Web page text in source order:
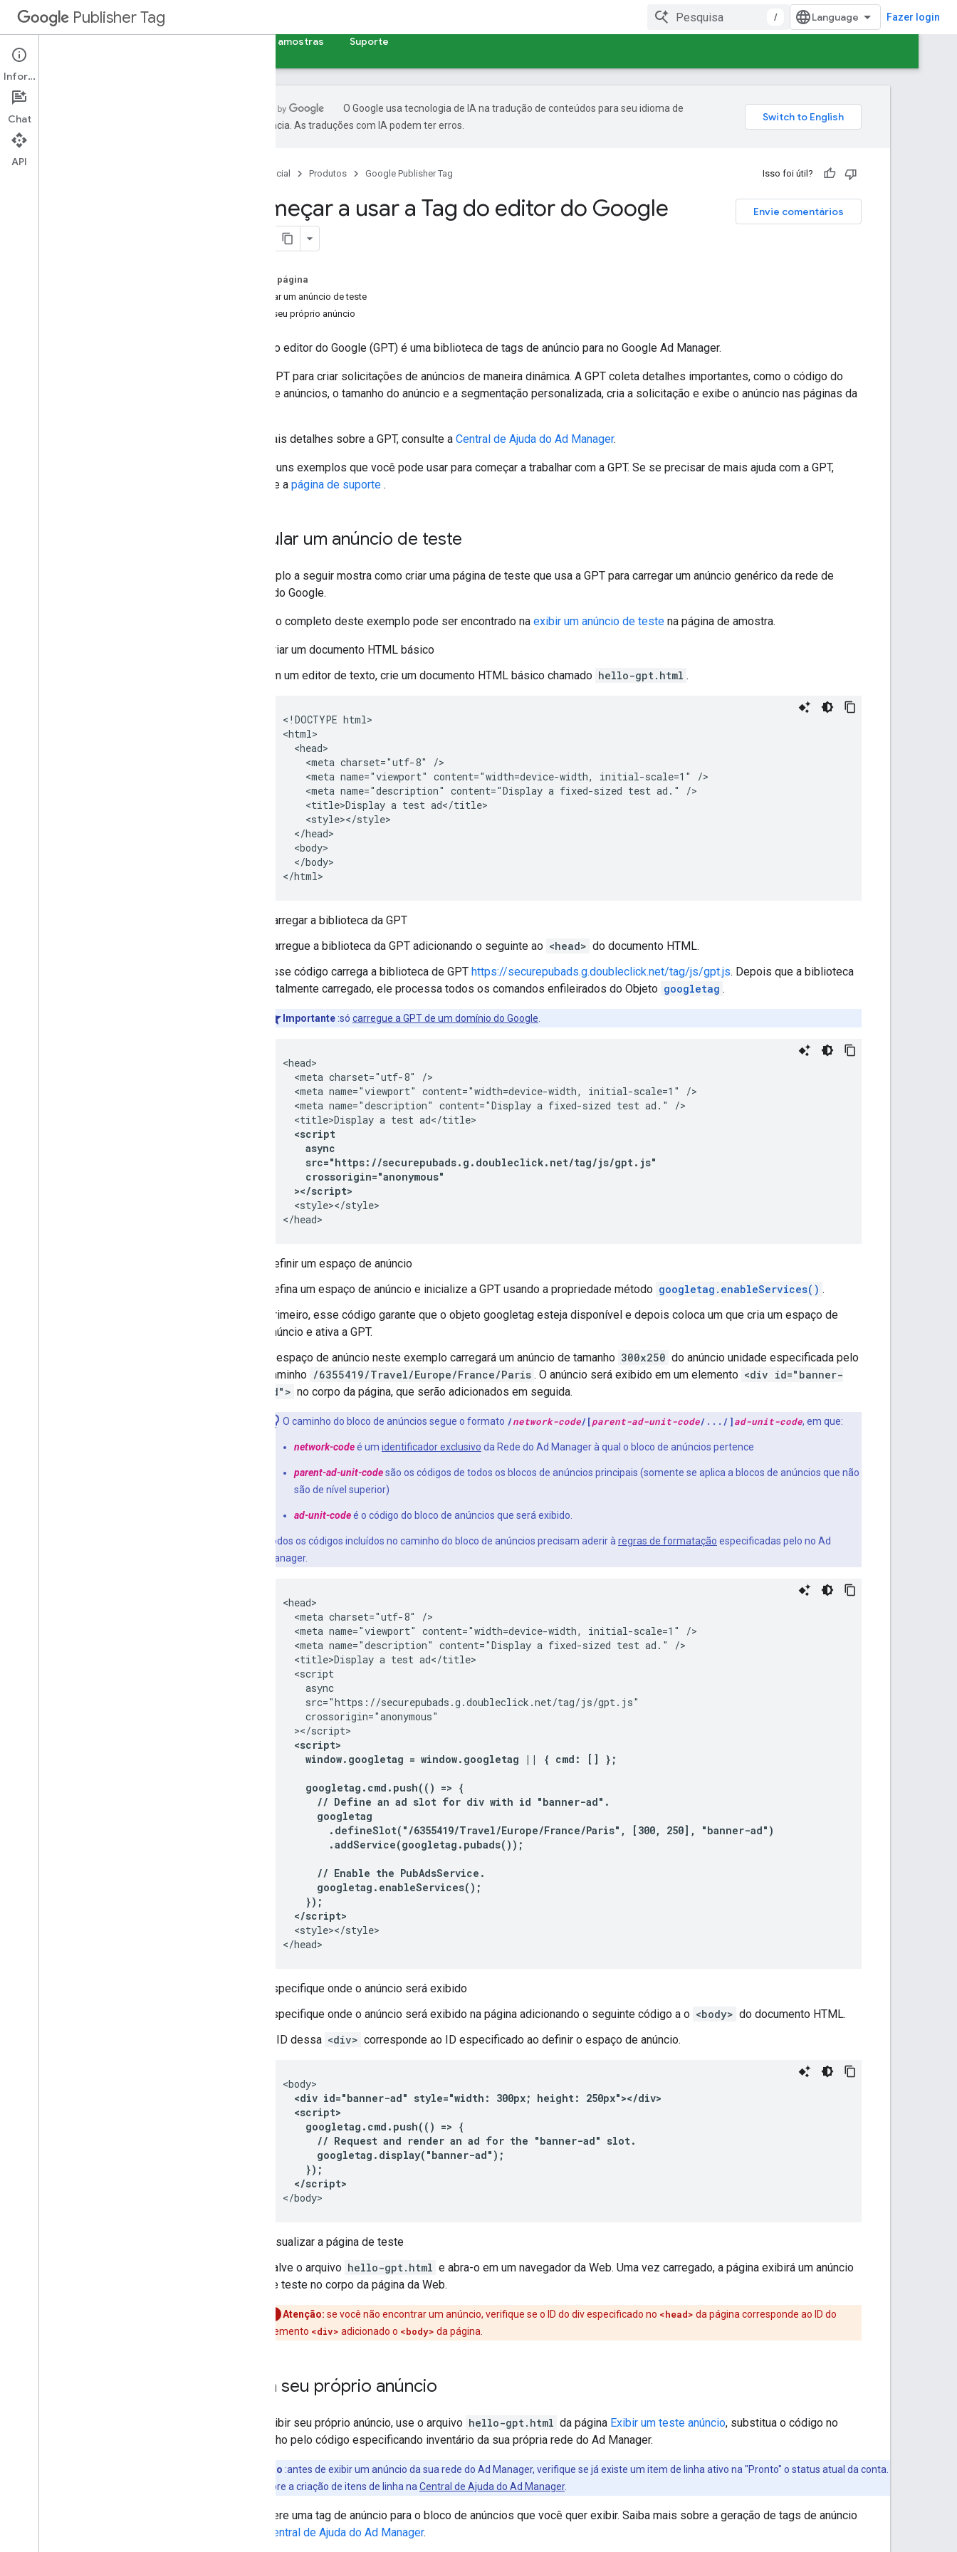
Publisher Tag / Fazer login
Criador de amostras Suporte
Introdução
Começar
O Google usa tecnologia de IA na tradução de conteúdos para seu idioma de
preferência. As traduções com IA podem ter erros.
Página inicial Produtos Google Publisher Tag Isso foi útil?
Envie comentários
Começar a usar a Tag do editor do Google
Nesta página
Veicular um anúncio de teste
Exiba seu próprio anúncio
A Tag do editor do Google (GPT) é uma biblioteca de tags de anúncio para no Google Ad Manager.
Use a GPT para criar solicitações de anúncios de maneira dinâmica. A GPT coleta detalhes importantes, como o código do
bloco de anúncios, o tamanho do anúncio e a segmentação personalizada, cria a solicitação e exibe o anúncio nas páginas da
Para mais detalhes sobre a GPT, consulte a Central de Ajuda do Ad Manager.
Veja alguns exemplos que você pode usar para começar a trabalhar com a GPT. Se se precisar de mais ajuda com a GPT,
consulte a página de suporte .
Veicular um anúncio de teste
O exemplo a seguir mostra como criar uma página de teste que usa a GPT para carregar um anúncio genérico da rede de
testes do Google.
O código completo deste exemplo pode ser encontrado na exibir um anúncio de teste na página de amostra.
Criar um documento HTML básico
Em um editor de texto, crie um documento HTML básico chamado hello-gpt.html .
<!DOCTYPE html>
<html>
  <head>
    <meta charset="utf-8" />
    <meta name="viewport" content="width=device-width, initial-scale=1" />
    <meta name="description" content="Display a fixed-sized test ad." />
    <title>Display a test ad</title>
    <style></style>
  </head>
  <body>
  </body>
</html>
Carregar a biblioteca da GPT
Carregue a biblioteca da GPT adicionando o seguinte ao <head> do documento HTML.
Esse código carrega a biblioteca de GPT https://securepubads.g.doubleclick.net/tag/js/gpt.js. Depois que a biblioteca
totalmente carregado, ele processa todos os comandos enfileirados do Objeto googletag .
Importante :só carregue a GPT de um domínio do Google
<head>
  <meta charset="utf-8" />
  <meta name="viewport" content="width=device-width, initial-scale=1" />
  <meta name="description" content="Display a fixed-sized test ad." />
  <script
    async
    src="https://securepubads.g.doubleclick.net/tag/js/gpt.js"
    crossorigin="anonymous"
  ></script>
  <style></style>
</head>
Definir um espaço de anúncio
Defina um espaço de anúncio e inicialize a GPT usando a propriedade método googletag.enableServices() .
Primeiro, esse código garante que o objeto googletag esteja disponível e depois coloca um que cria um espaço de
anúncio e ativa a GPT.
O espaço de anúncio neste exemplo carregará um anúncio de tamanho 300x250 do anúncio unidade especificada pelo
caminho /6355419/Travel/Europe/France/Paris . O anúncio será exibido em um elemento <div id="banner-
ad"> no corpo da página, que serão adicionados em seguida.
O caminho do bloco de anúncios segue o formato /network-code/[parent-ad-unit-code/.../]ad-unit-code, em que:
network-codeé um identificador exclusivo da Rede do Ad Manager à qual o bloco de anúncios pertence
parent-ad-unit-codesão os códigos de todos os blocos de anúncios principais (somente se aplica a blocos de anúncios que não
são de nível superior)
ad-unit-codeé o código do bloco de anúncios que será exibido.
Todos os códigos incluídos no caminho do bloco de anúncios precisam aderir à regras de formatação especificadas pelo no Ad
Manager.
<head>
  <meta charset="utf-8" />
  <meta name="viewport" content="width=device-width, initial-scale=1" />
  <meta name="description" content="Display a fixed-sized test ad." />
  <title>Display a test ad</title>
  <script
    async
    src="https://securepubads.g.doubleclick.net/tag/js/gpt.js"
    crossorigin="anonymous"
  <script>
    window.googletag = window.googletag || { cmd: [] };
    googletag.cmd.push(() => {
      // Define an ad slot for div with id "banner-ad".
      googletag
        .defineSlot("/6355419/Travel/Europe/France/Paris", [300, 250], "banner-ad")
        .addService(googletag.pubads());
      // Enable the PubAdsService.
      googletag.enableServices();
    });
  </script>
  <style></style>
</head>
Especifique onde o anúncio será exibido
Especifique onde o anúncio será exibido na página adicionando o seguinte código a o <body> do documento HTML.
O ID dessa <div> corresponde ao ID especificado ao definir o espaço de anúncio.
  <div id="banner-ad" style="width: 300px; height: 250px"></div>
  <script>
    googletag.cmd.push(() => {
      // Request and render an ad for the "banner-ad" slot.
      googletag.display("banner-ad");
    });
  </script>
</body>
Visualizar a página de teste
Salve o arquivo hello-gpt.html e abra-o em um navegador da Web. Uma vez carregado, a página exibirá um anúncio
de teste no corpo da página da Web.
Atenção: se você não encontrar um anúncio, verifique se o ID do div especificado no <head> da página corresponde ao ID do
elemento <div> adicionado o <body> da página.
Exiba seu próprio anúncio
Para exibir seu próprio anúncio, use o arquivo hello-gpt.html da página Exibir um teste anúncio, substitua o código no
cabeçalho pelo código especificando inventário da sua própria rede do Ad Manager.
Observação :antes de exibir um anúncio da sua rede do Ad Manager, verifique se já existe um item de linha ativo na "Pronto" o status atual da conta.
Saiba mais sobre a criação de itens de linha na Central de Ajuda do Ad Manager.
Gere uma tag de anúncio para o bloco de anúncios que você quer exibir. Saiba mais sobre a geração de tags de anúncio
Central de Ajuda do Ad Manager.
Informações
Chat
API